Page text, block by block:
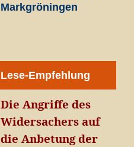
Markgröningen
Lese-Empfehlung
Die Angriffe des
Widersachers auf
die Anbetung der